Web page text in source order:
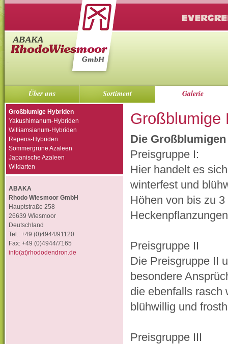
Über uns Sortiment Galerie
Großblumige
Die
Preisgruppe I:
Hier handelt es
winterfest und
Höhen von bis zu
Preisgruppe II
Die Preisgruppe II
besondere
die ebenfalls rasch
blühwillig und
Preisgruppe III
Großblumige Hybriden
Yakushimanum-Hybriden
Williamsianum-Hybriden
Repens-Hybriden
Sommergrüne Azaleen
Japanische Azaleen
Wildarten
ABAKA
Rhodo Wiesmoor GmbH
Hauptstraße 258
26639 Wiesmoor
Deutschland
Tel.: +49 (0)4944/91120
Fax: +49 (0)4944/7165
info(at)rhododendron.de